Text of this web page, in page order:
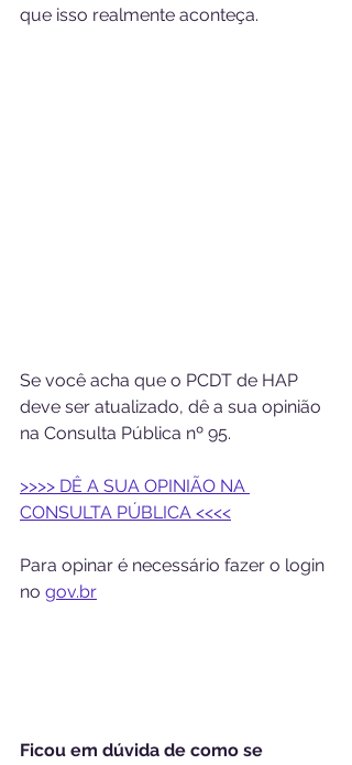
que isso realmente aconteça.
Se você acha que o PCDT de HAP
deve ser atualizado, dê a sua opinião
na Consulta Pública nº 95.
>>>> DÊ A SUA OPINIÃO NA
CONSULTA PÚBLICA <<<<
Para opinar é necessário fazer o login
no gov.br
Ficou em dúvida de como se